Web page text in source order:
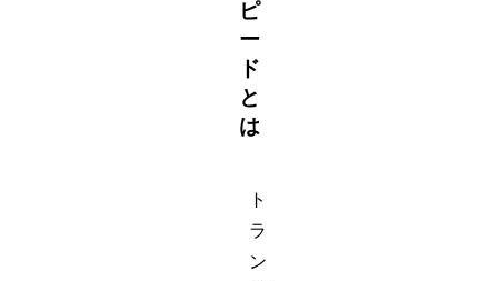
ピ
ー
ド
と
は
ト
ラ
ン